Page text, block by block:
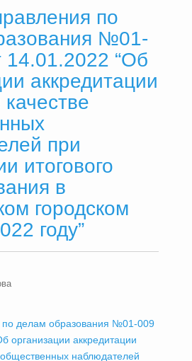
по
№01-
“Об
аккредитации
при
итогового
в
городском
году”
по делам образования №01-009
организации аккредитации
общественных наблюдателей